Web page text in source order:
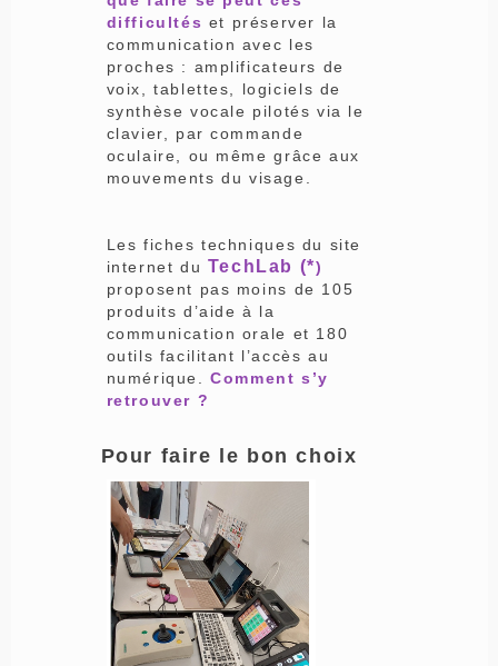
difficultés et préserver la
communication avec les
proches : amplificateurs de
voix, tablettes, logiciels de
synthèse vocale pilotés via le
clavier, par commande
oculaire, ou même grâce aux
mouvements du visage.
Les fiches techniques du site
internet du TechLab (*)
proposent pas moins de 105
produits d’aide à la
communication orale et 180
outils facilitant l’accès au
numérique.Comment s’y
retrouver ?
Pour faire le bon choix